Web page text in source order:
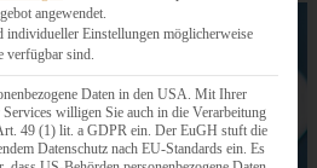
angewendet.
individueller Einstellungen möglicherweise
verfügbar sind.
Daten in den USA. Mit Ihrer
willigen Sie auch in die Verarbeitung
49 (1) lit. a GDPR ein. Der EuGH stuft die
Datenschutz nach EU-Standards ein. Es